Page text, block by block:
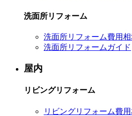
洗面所リフォーム
洗面所リフォーム費用
洗面所リフォームガイド
屋内
リビングリフォーム
リビングリフォーム費